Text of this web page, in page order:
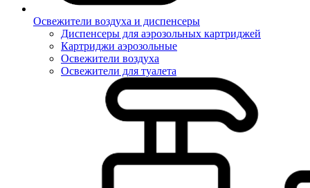
Освежители воздуха и диспенсеры
Диспенсеры для аэрозольных картриджей
Картриджи аэрозольные
Освежители воздуха
Освежители для туалета